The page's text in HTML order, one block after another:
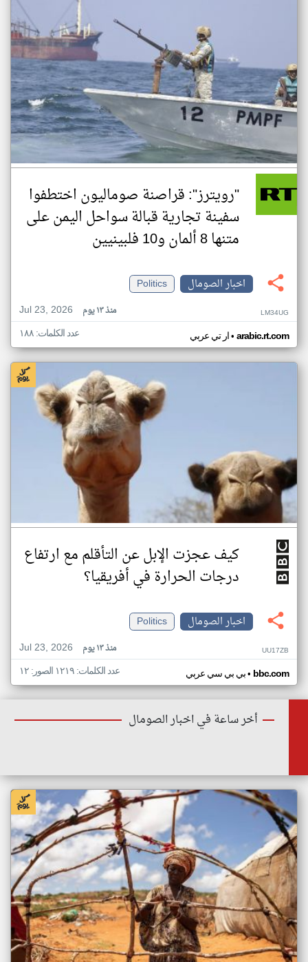
"رويترز": قراصنة صوماليون اختطفوا
سفينة تجارية قبالة سواحل اليمن على
متنها 8 ألمان و10 فلبينيين
اخبار الصومال
Politics
Jul 23, 2026
منذ ١٣ يوم LM34UG
ار تي عربي• arabic.rt.com عدد الكلمات: ١٨٨
كيف عجزت الإبل عن التأقلم مع ارتفاع
درجات الحرارة في أفريقيا؟
اخبار الصومال
Politics
Jul 23, 2026
منذ ١٣ يوم UU17ZB
بي بي سي عربي• bbc.com عدد الكلمات: ١٢١٩ الصور: ١٢
أخر ساعة في اخبار الصومال